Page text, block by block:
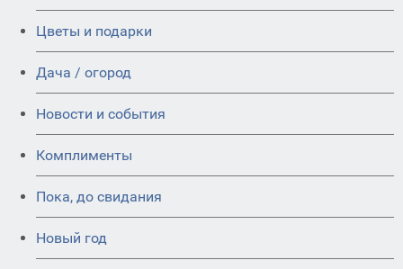
Цветы и подарки
Дача / огород
Новости и события
Комплименты
Пока, до свидания
Новый год